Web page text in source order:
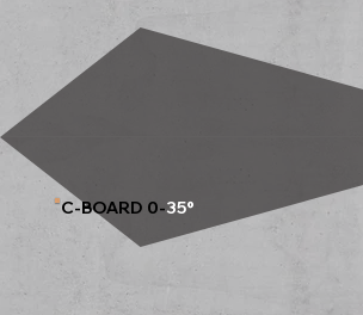
C-BOARD 0-35°